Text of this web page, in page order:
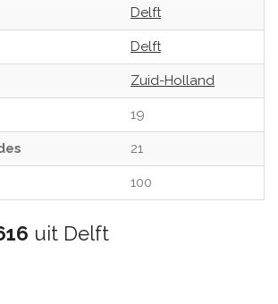
Delft
Delft
Zuid-Holland
19
21
100
uit Delft